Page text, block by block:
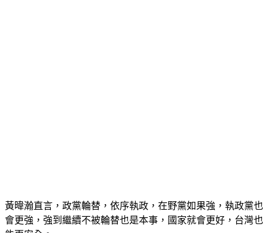
黃暐瀚直言，政黨輪替，依序執政，在野黨如果強，執政黨也
會更強，強到繼續不被輪替也是本事，國家就會更好，台灣也